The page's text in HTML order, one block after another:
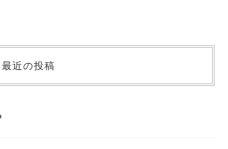
最近の投稿